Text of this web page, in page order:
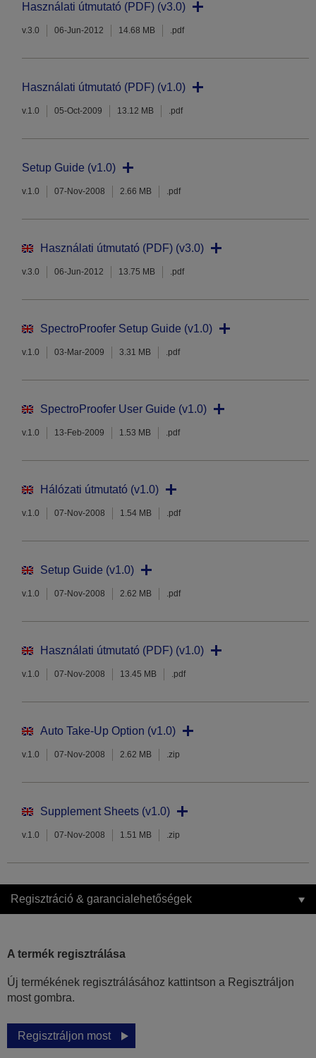
Használati útmutató (PDF) (v3.0)
v.3.0 06-Jun-2012 14.68 MB .pdf
Használati útmutató (PDF) (v1.0)
v.1.0 05-Oct-2009 13.12 MB .pdf
Setup Guide (v1.0)
v.1.0 07-Nov-2008 2.66 MB .pdf
Használati útmutató (PDF) (v3.0)
v.3.0 06-Jun-2012 13.75 MB .pdf
SpectroProofer Setup Guide (v1.0)
v.1.0 03-Mar-2009 3.31 MB .pdf
SpectroProofer User Guide (v1.0)
v.1.0 13-Feb-2009 1.53 MB .pdf
Hálózati útmutató (v1.0)
v.1.0 07-Nov-2008 1.54 MB .pdf
Setup Guide (v1.0)
v.1.0 07-Nov-2008 2.62 MB .pdf
Használati útmutató (PDF) (v1.0)
v.1.0 07-Nov-2008 13.45 MB .pdf
Auto Take-Up Option (v1.0)
v.1.0 07-Nov-2008 2.62 MB .zip
Supplement Sheets (v1.0)
v.1.0 07-Nov-2008 1.51 MB .zip
Regisztráció & garancialehetőségek
A termék regisztrálása
Új termékének regisztrálásához kattintson a Regisztráljon
most gombra.
Regisztráljon most